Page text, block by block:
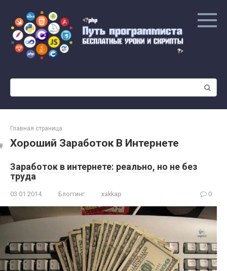
контенту
Главная страница
Хороший Заработок В Интернете
Заработок в интернете: реально, но не без
труда
03.01.2014 Блоггинг xakkap 0